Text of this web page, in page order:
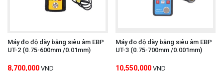
Đo nhanh và hiệu quả: Thiết kế cầm tay và thao
nhanh chóng trong môi trường sản xuất.
Đáng tin cậy và bền bỉ: Được chế tạo từ vật liệu
Máy đo độ dày bằng siêu âm EBP
UT-2 (0.75-600mm /0.01mm)
8,700,000 VND
Máy đo độ dày bằng siêu âm EBP
UT-3 (0.75-700mm /0.001mm)
10,550,000 VND